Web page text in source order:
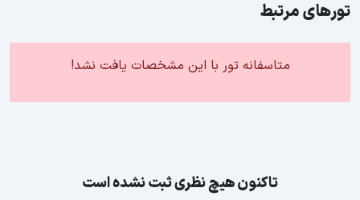
تورهای مرتبط
متاسفانه تور با این مشخصات یافت نشد!
تاکنون هیچ نظری ثبت نشده است